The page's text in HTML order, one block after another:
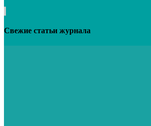
Свежие статьи журнала